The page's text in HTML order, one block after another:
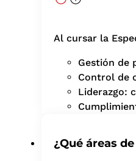
Al cursar la
Gestión de
Control de
Liderazgo:
¿Qué áreas